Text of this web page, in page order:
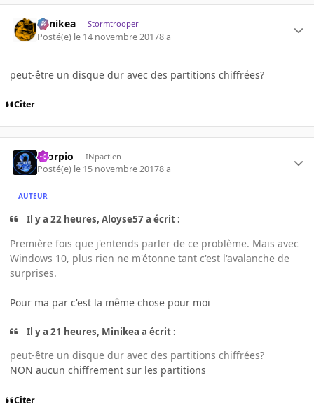
Minikea Stormtrooper
Posté(e) le 14 novembre 20178 a
peut-être un disque dur avec des partitions chiffrées?
Citer
Scorpio INpactien
Posté(e) le 15 novembre 20178 a
AUTEUR
Il y a 22 heures, Aloyse57 a écrit :
Première fois que j'entends parler de ce problème. Mais avec
Windows 10, plus rien ne m'étonne tant c'est l'avalanche de
surprises.
Pour ma par c'est la même chose pour moi
Il y a 21 heures, Minikea a écrit :
peut-être un disque dur avec des partitions chiffrées?
NON aucun chiffrement sur les partitions
Citer